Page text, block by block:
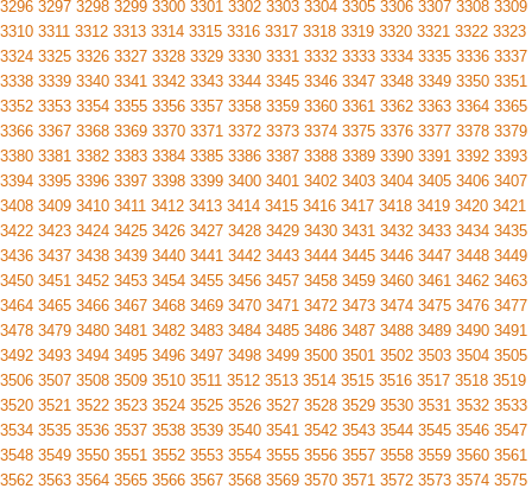
3296 3297 3298 3299 3300 3301 3302 3303 3304 3305 3306 3307 3308 3309
3310 3311 3312 3313 3314 3315 3316 3317 3318 3319 3320 3321 3322 3323
3324 3325 3326 3327 3328 3329 3330 3331 3332 3333 3334 3335 3336 3337
3338 3339 3340 3341 3342 3343 3344 3345 3346 3347 3348 3349 3350 3351
3352 3353 3354 3355 3356 3357 3358 3359 3360 3361 3362 3363 3364 3365
3366 3367 3368 3369 3370 3371 3372 3373 3374 3375 3376 3377 3378 3379
3380 3381 3382 3383 3384 3385 3386 3387 3388 3389 3390 3391 3392 3393
3394 3395 3396 3397 3398 3399 3400 3401 3402 3403 3404 3405 3406 3407
3408 3409 3410 3411 3412 3413 3414 3415 3416 3417 3418 3419 3420 3421
3422 3423 3424 3425 3426 3427 3428 3429 3430 3431 3432 3433 3434 3435
3436 3437 3438 3439 3440 3441 3442 3443 3444 3445 3446 3447 3448 3449
3450 3451 3452 3453 3454 3455 3456 3457 3458 3459 3460 3461 3462 3463
3464 3465 3466 3467 3468 3469 3470 3471 3472 3473 3474 3475 3476 3477
3478 3479 3480 3481 3482 3483 3484 3485 3486 3487 3488 3489 3490 3491
3492 3493 3494 3495 3496 3497 3498 3499 3500 3501 3502 3503 3504 3505
3506 3507 3508 3509 3510 3511 3512 3513 3514 3515 3516 3517 3518 3519
3520 3521 3522 3523 3524 3525 3526 3527 3528 3529 3530 3531 3532 3533
3534 3535 3536 3537 3538 3539 3540 3541 3542 3543 3544 3545 3546 3547
3548 3549 3550 3551 3552 3553 3554 3555 3556 3557 3558 3559 3560 3561
3562 3563 3564 3565 3566 3567 3568 3569 3570 3571 3572 3573 3574 3575